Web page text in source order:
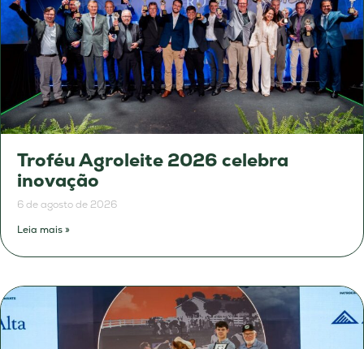
Troféu Agroleite 2026 celebra
inovação
6 de agosto de 2026
Leia mais »